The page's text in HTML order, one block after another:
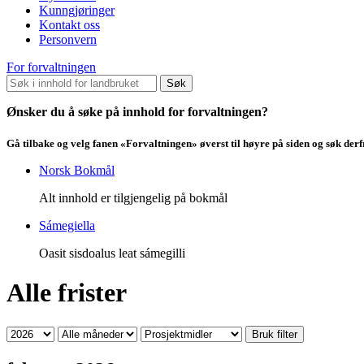
Kunngjøringer
Kontakt oss
Personvern
For forvaltningen
Søk
Ønsker du å søke på innhold for forvaltningen?
Gå tilbake og velg fanen «Forvaltningen» øverst til høyre på siden og søk
Norsk Bokmål
Alt innhold er tilgjengelig på bokmål
Sámegiella
Oasit sisdoalus leat sámegilli
Alle frister
Bruk filter